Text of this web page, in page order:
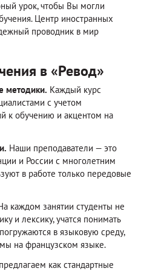
урок, чтобы Вы могли
Центр иностранных
проводник в мир
в «Ревод»
методики. Каждый курс
с учетом
к обучению и акцентом на
Наши преподаватели — это
и России с многолетним
в работе только передовые
каждом занятии студенты не
и лексику, учатся понимать
в языковую среду,
на французском языке.
как стандартные